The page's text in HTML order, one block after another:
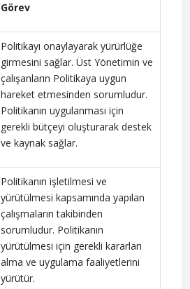
Görev
Politikayı onaylayarak yürürlüğe
girmesini sağlar. Üst Yönetimin ve
çalışanların Politikaya uygun
hareket etmesinden sorumludur.
Politikanın uygulanması için
gerekli bütçeyi oluşturarak destek
ve kaynak sağlar.
Politikanın işletilmesi ve
yürütülmesi kapsamında yapılan
çalışmaların takibinden
sorumludur. Politikanın
yürütülmesi için gerekli kararları
alma ve uygulama faaliyetlerini
yürütür.